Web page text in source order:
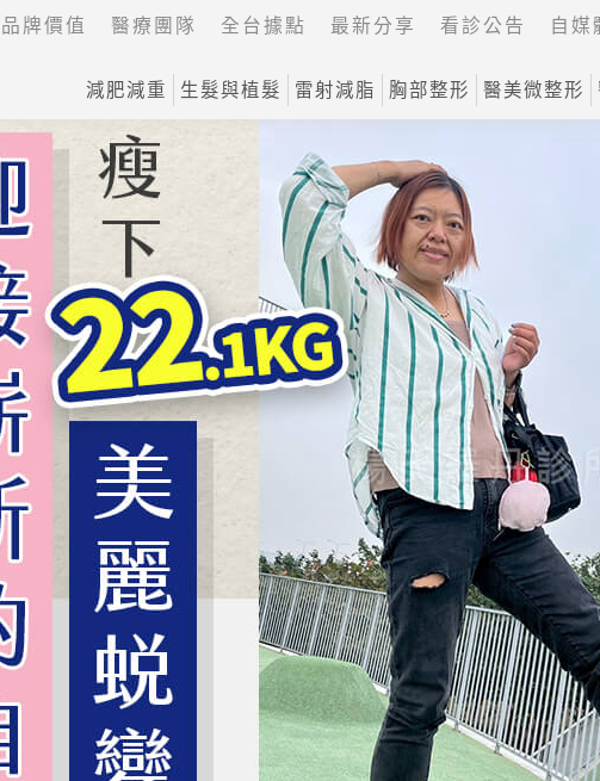
品牌價值 醫療團隊 全台據點 最新分享 看診公告 自媒
減肥減重 生髮與植髮 雷射減脂 胸部整形 醫美微整形